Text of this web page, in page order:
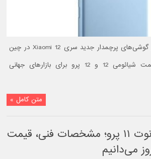
شیائومی چندی پیش از گوشی‌های پرچمدار جدید سری Xiaomi 12 در چین
رونمایی کرد. اکنون قیمت شیائومی 12 و 12 پرو برای بازارهای جهانی
متن کامل »
شیائومی ردمی نوت ۱۱ پرو؛ مشخصات فنی، قیمت
می‌دانیم